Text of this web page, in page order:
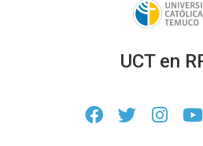
UCT en